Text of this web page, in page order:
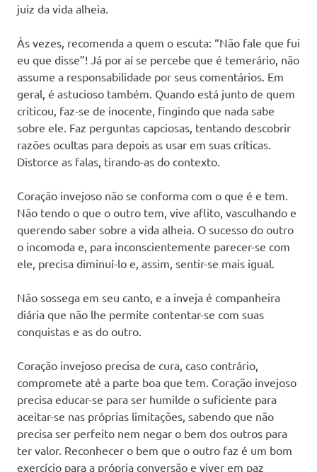
juiz da vida alheia.
Às vezes, recomenda a quem o escuta: “Não fale que fui
eu que disse”! Já por aí se percebe que é temerário, não
assume a responsabilidade por seus comentários. Em
geral, é astucioso também. Quando está junto de quem
criticou, faz-se de inocente, fingindo que nada sabe
sobre ele. Faz perguntas capciosas, tentando descobrir
razões ocultas para depois as usar em suas críticas.
Distorce as falas, tirando-as do contexto.
Coração invejoso não se conforma com o que é e tem.
Não tendo o que o outro tem, vive aflito, vasculhando e
querendo saber sobre a vida alheia. O sucesso do outro
o incomoda e, para inconscientemente parecer-se com
ele, precisa diminuí-lo e, assim, sentir-se mais igual.
Não sossega em seu canto, e a inveja é companheira
diária que não lhe permite contentar-se com suas
conquistas e as do outro.
Coração invejoso precisa de cura, caso contrário,
compromete até a parte boa que tem. Coração invejoso
precisa educar-se para ser humilde o suficiente para
aceitar-se nas próprias limitações, sabendo que não
precisa ser perfeito nem negar o bem dos outros para
ter valor. Reconhecer o bem que o outro faz é um bom
exercício para a própria conversão e viver em paz